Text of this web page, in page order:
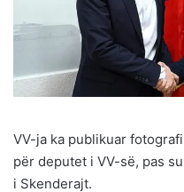
VV-ja ka publikuar
për deputet i VV-së, pas
i Skenderajt.